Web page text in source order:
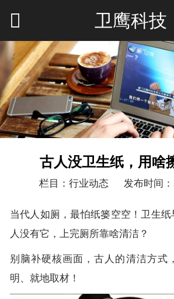
卫鹰科技
古人没卫生纸，用啥
栏目：行业动态 发布时间
当代人如厕，最怕纸篓空空！卫生
人没有它，上完厕所靠啥清洁？
别脑补硬核画面，古人的清洁方式
明、就地取材！